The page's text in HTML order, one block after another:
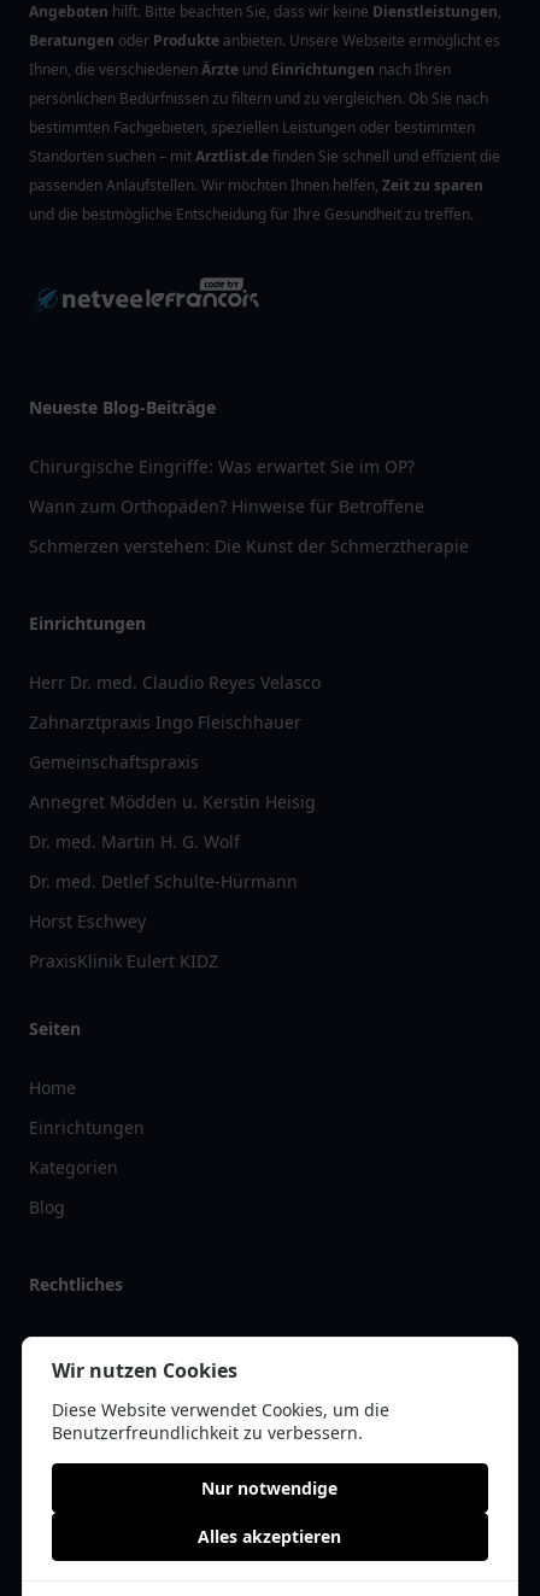
Angeboten hilft. Bitte beachten Sie, dass wir keine Dienstleistungen,
Beratungen oder Produkte anbieten. Unsere Webseite ermöglicht es
Ihnen, die verschiedenenÄrzte und Einrichtungen nach Ihren
persönlichen Bedürfnissen zu filtern und zu vergleichen. Ob Sie nach
bestimmten Fachgebieten, speziellen Leistungen oder bestimmten
Standorten suchen – mitArztlist.definden Sie schnell und effizient die
passenden Anlaufstellen. Wir möchten Ihnen helfen, Zeit zu sparen
und die bestmögliche Entscheidung für Ihre Gesundheit zu treffen.
Neueste Blog-Beiträge
Chirurgische Eingriffe: Was erwartet Sie im OP?
Wann zum Orthopäden? Hinweise für Betroffene
Schmerzen verstehen: Die Kunst der Schmerztherapie
Einrichtungen
Herr Dr. med. Claudio Reyes Velasco
Zahnarztpraxis Ingo Fleischhauer
Gemeinschaftspraxis
Annegret Mödden u. Kerstin Heisig
Dr. med. Martin H. G. Wolf
Dr. med. Detlef Schulte-Hürmann
Horst Eschwey
PraxisKlinik Eulert KIDZ
Seiten
Home
Einrichtungen
Kategorien
Blog
Rechtliches
Impressum
Datenschutz
Kontakt
© 2026 arztlist.de | Alle Rechte vorbehalten | * =Affiliate-Links /
Wir nutzen Cookies
Diese Website verwendet Cookies, um die
Benutzerfreundlichkeit zu verbessern.
Nur notwendige
Alles akzeptieren